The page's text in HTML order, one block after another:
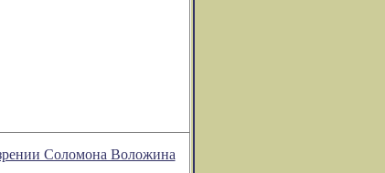
Соломона Воложина